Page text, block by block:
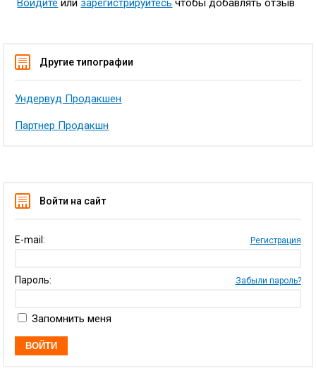
Войдите или зарегистрируйтесь чтобы добавлять отзыв
Другие типографии
Ундервуд Продакшен
Партнер Продакшн
Войти на сайт
E-mail: Регистрация
Пароль: Забыли пароль?
Запомнить меня